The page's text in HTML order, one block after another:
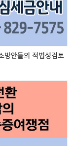
방안들의 적법성검토